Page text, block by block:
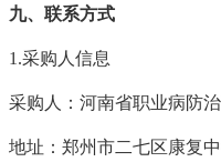
九、联系方式
1.采购人信息
采购人：河南省职业病防
地址：郑州市二七区康复